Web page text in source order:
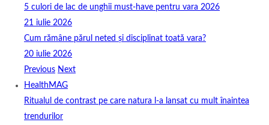
5 culori de lac de unghii must‑have pentru vara 2026
21 iulie 2026
Cum rămâne părul neted și disciplinat toată vara?
20 iulie 2026
Previous Next
HealthMAG
Ritualul de contrast pe care natura l-a lansat cu mult înaintea
trendurilor